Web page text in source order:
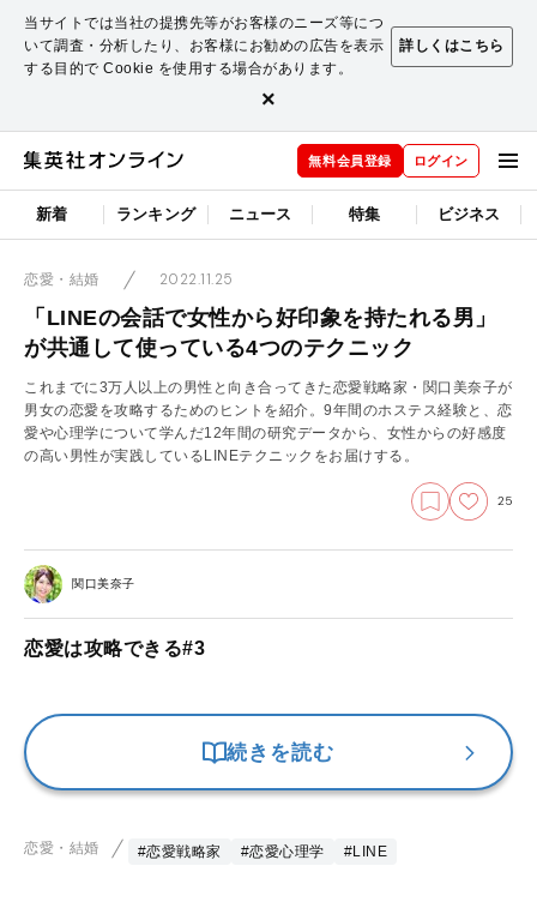
当サイトでは当社の提携先等がお客様のニーズ等につ
いて調査・分析したり、お客様にお勧めの広告を表示
する目的で Cookie を使用する場合があります。
詳しくはこちら
×
無料会員登録 ログイン
新着 ランキング ニュース 特集 ビジネス
恋愛・結婚 2022.11.25
「LINEの会話で女性から好印象を持たれる男」
が共通して使っている4つのテクニック
これまでに3万人以上の男性と向き合ってきた恋愛戦略家・関口美奈子が
男女の恋愛を攻略するためのヒントを紹介。9年間のホステス経験と、恋
愛や心理学について学んだ12年間の研究データから、女性からの好感度
の高い男性が実践しているLINEテクニックをお届けする。
25
関口美奈子
恋愛は攻略できる#3
続きを読む
恋愛・結婚 #恋愛戦略家 #恋愛心理学 #LINE